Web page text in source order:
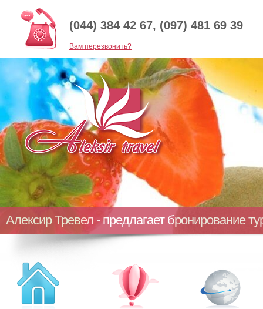
(044) 384 42 67, (097) 481 69 39
Baм перезвонить?
Алексир Тревел - предлагает бронирование